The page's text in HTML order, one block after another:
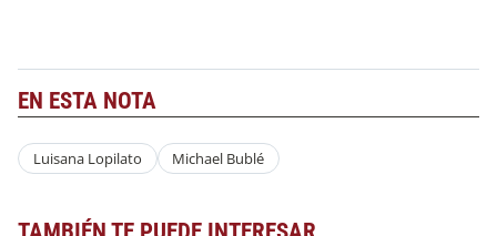
EN ESTA NOTA
Luisana Lopilato Michael Bublé